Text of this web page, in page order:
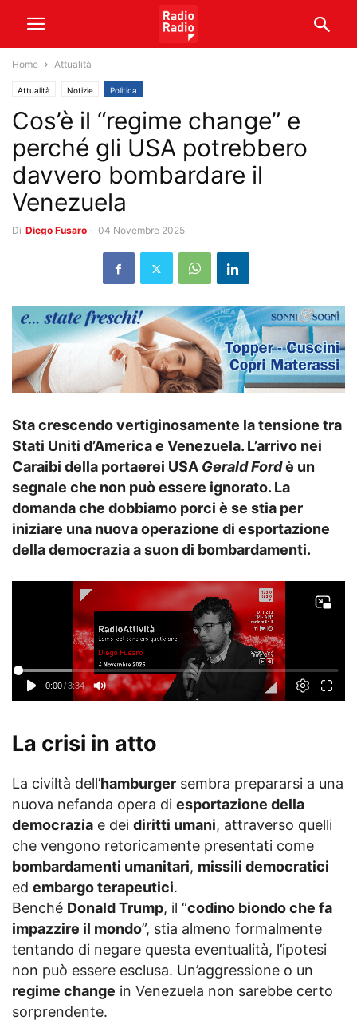
Home Attualità
Attualità Notizie Politica
Cos’è il “regime change” e
perché gli USA potrebbero
davvero bombardare il
Venezuela
Di Diego Fusaro - 04 Novembre 2025
Sta crescendo vertiginosamente la tensione tra
Stati Uniti d’America e Venezuela. L’arrivo nei
Caraibi della portaerei USA Gerald Fordè un
segnale che non può essere ignorato. La
domanda che dobbiamo porci è se stia per
iniziare una nuova operazione di esportazione
della democrazia a suon di bombardamenti.
La crisi in atto
La civiltà dell’hamburger sembra prepararsi a una
nuova nefanda opera di esportazione della
democrazia e dei diritti umani, attraverso quelli
che vengono retoricamente presentati come
bombardamenti umanitari, missili democratici
ed embargo terapeutici.
Benché Donald Trump, il “codino biondo che fa
impazzire il mondo”, stia almeno formalmente
tentando di negare questa eventualità, l’ipotesi
non può essere esclusa. Un’aggressione o un
regime change in Venezuela non sarebbe certo
sorprendente.